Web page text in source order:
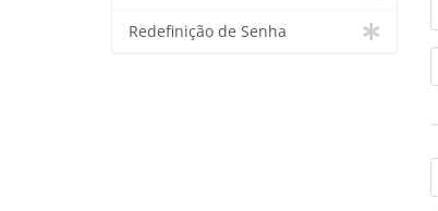
Redefinição de Senha